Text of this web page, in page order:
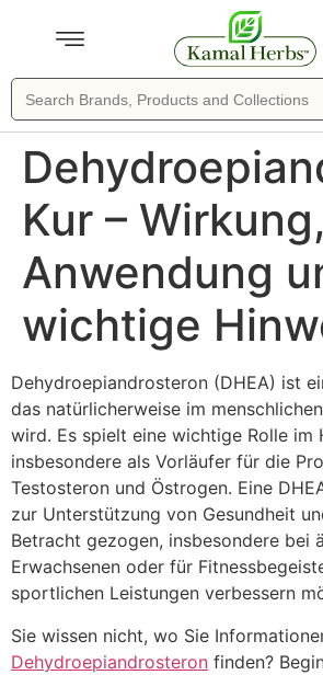
Kur – Wirkung,
Anwendung
wichtige
Dehydroepiandrosteron (DHEA) ist
das natürlicherweise im
wird. Es spielt eine wichtige Rolle im
insbesondere als Vorläufer für die
Testosteron und Östrogen. Eine
zur Unterstützung von Gesundheit
Betracht gezogen, insbesondere bei
Erwachsenen oder für
sportlichen Leistungen verbessern
Sie wissen nicht, wo Sie
Dehydroepiandrosteron finden?